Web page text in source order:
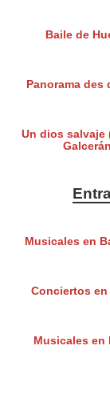
Baile de
Panorama des
Un dios salvaje
Musicales en
Conciertos en
Musicales en